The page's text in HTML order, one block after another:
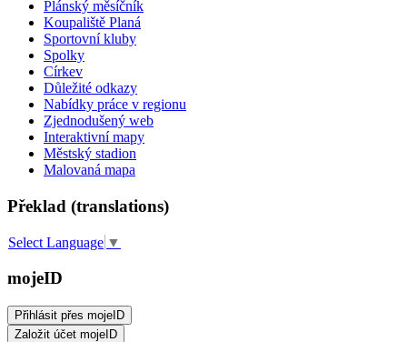
Plánský měsíčník
Koupaliště Planá
Sportovní kluby
Spolky
Církev
Důležité odkazy
Nabídky práce v regionu
Zjednodušený web
Interaktivní mapy
Městský stadion
Malovaná mapa
Překlad (translations)
Select Language ▼
mojeID